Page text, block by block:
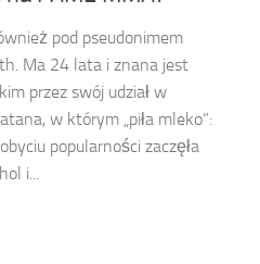
pod pseudonimem
Ma 24 lata i znana jest
przez swój udział w
w którym „piła mleko”:
popularności zaczęła
i...